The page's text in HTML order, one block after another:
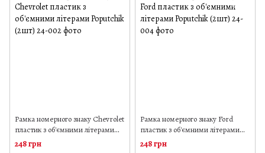
Рамка номерного знаку Chevrolet
пластик з об'ємними літерами
Poputchik (2шт)
248 грн
Рамка номерного знаку Ford
пластик з об'ємними літерами
Poputchik (2шт)
248 грн